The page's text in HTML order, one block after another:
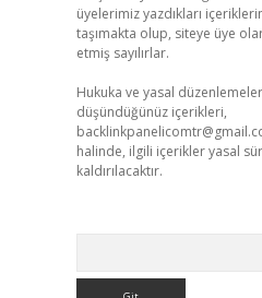
üyelerimiz yazdıkları
taşımakta olup, siteye üye
etmiş sayılırlar.
Hukuka ve yasal
düşündüğünüz içerikleri,
halinde, ilgili içerikler yasal
kaldırılacaktır.